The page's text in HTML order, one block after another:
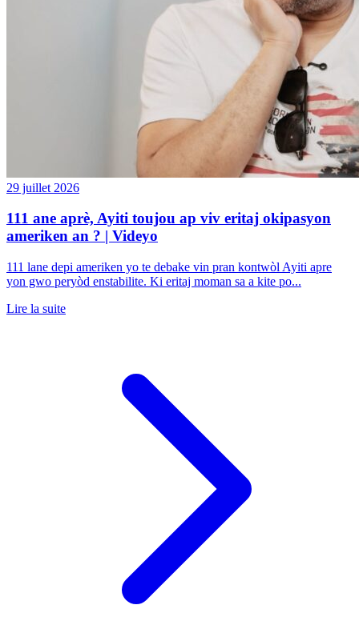
29 juillet 2026
111 ane aprè, Ayiti toujou ap viv eritaj okipasyon
ameriken an ? | Videyo
111 lane depi ameriken yo te debake vin pran kontwòl Ayiti apre
yon gwo peryòd enstabilite. Ki eritaj moman sa a kite po...
Lire la suite